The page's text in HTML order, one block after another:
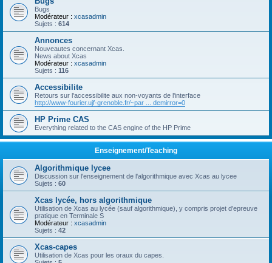
Bugs
Modérateur : xcasadmin
Sujets : 614
Annonces
Nouveautes concernant Xcas.
News about Xcas
Modérateur : xcasadmin
Sujets : 116
Accessibilite
Retours sur l'accessibilite aux non-voyants de l'interface
http://www-fourier.ujf-grenoble.fr/~par ... demirror=0
HP Prime CAS
Everything related to the CAS engine of the HP Prime
Enseignement/Teaching
Algorithmique lycee
Discussion sur l'enseignement de l'algorithmique avec Xcas au lycee
Sujets : 60
Xcas lycée, hors algorithmique
Utilisation de Xcas au lycée (sauf algorithmique), y compris projet d'epreuve
pratique en Terminale S
Modérateur : xcasadmin
Sujets : 42
Xcas-capes
Utilisation de Xcas pour les oraux du capes.